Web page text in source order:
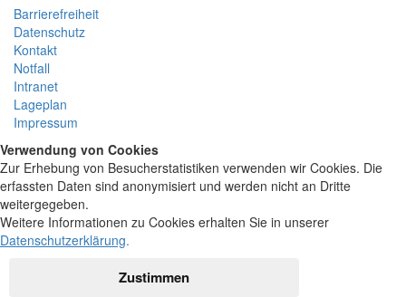
Barrierefreiheit
Datenschutz
Kontakt
Notfall
Intranet
Lageplan
Impressum
Verwendung von Cookies
Zur Erhebung von Besucherstatistiken verwenden wir Cookies. Die
erfassten Daten sind anonymisiert und werden nicht an Dritte
weitergegeben.
Weitere Informationen zu Cookies erhalten Sie in unserer
Datenschutzerklärung.
Zustimmen